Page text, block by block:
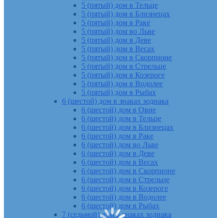
5 (пятый) дом в Тельце
5 (пятый) дом в Близнецах
5 (пятый) дом в Раке
5 (пятый) дом во Льве
5 (пятый) дом в Деве
5 (пятый) дом в Весах
5 (пятый) дом в Скорпионе
5 (пятый) дом в Стрельце
5 (пятый) дом в Козероге
5 (пятый) дом в Водолее
5 (пятый) дом в Рыбах
6 (шестой) дом в знаках зодиака
6 (шестой) дом в Овне
6 (шестой) дом в Тельце
6 (шестой) дом в Близнецах
6 (шестой) дом в Раке
6 (шестой) дом во Льве
6 (шестой) дом в Деве
6 (шестой) дом в Весах
6 (шестой) дом в Скорпионе
6 (шестой) дом в Стрельце
6 (шестой) дом в Козероге
6 (шестой) дом в Водолее
6 (шестой) дом в Рыбах
7 (седьмой) дом в знаках зодиака